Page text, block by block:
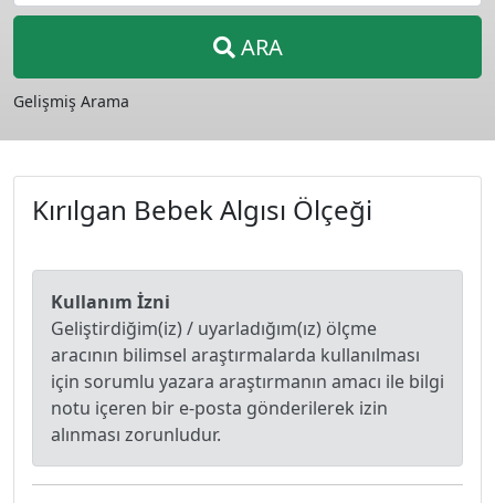
ARA
Gelişmiş Arama
Kırılgan Bebek Algısı Ölçeği
Kullanım İzni
Geliştirdiğim(iz) / uyarladığım(ız) ölçme
aracının bilimsel araştırmalarda kullanılması
için sorumlu yazara araştırmanın amacı ile bilgi
notu içeren bir e-posta gönderilerek izin
alınması zorunludur.